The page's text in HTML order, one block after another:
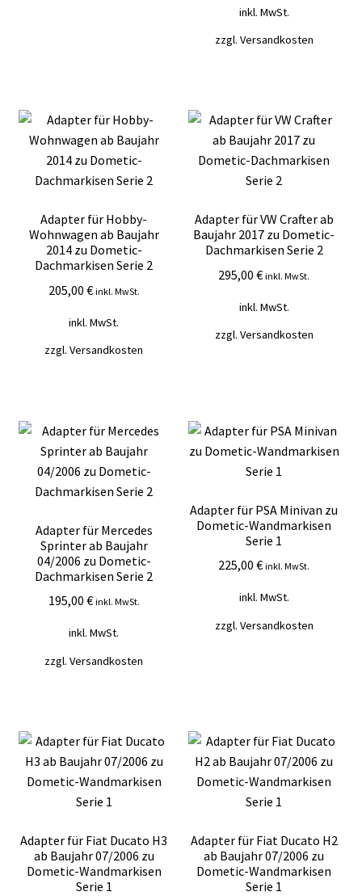
inkl. MwSt.
zzgl. Versandkosten
Adapter für Hobby-
Wohnwagen ab Baujahr
2014 zu Dometic-
Dachmarkisen Serie 2
205,00 € inkl. MwSt.
inkl. MwSt.
zzgl.Versandkosten
Adapter für VW Crafter ab
Baujahr 2017 zu Dometic-
Dachmarkisen Serie 2
295,00€ inkl. MwSt.
inkl. MwSt.
zzgl. Versandkosten
Adapter für Mercedes
Sprinter ab Baujahr
04/2006 zu Dometic-
Dachmarkisen Serie 2
195,00 € inkl. MwSt.
inkl. MwSt.
zzgl.Versandkosten
Adapter für PSA Minivan zu
Dometic-Wandmarkisen
Serie 1
225,00€ inkl. MwSt.
inkl. MwSt.
zzgl. Versandkosten
Adapter für Fiat Ducato H3
ab Baujahr 07/2006 zu
Dometic-Wandmarkisen
Serie 1
Adapter für Fiat Ducato H2
ab Baujahr 07/2006 zu
Dometic-Wandmarkisen
Serie 1